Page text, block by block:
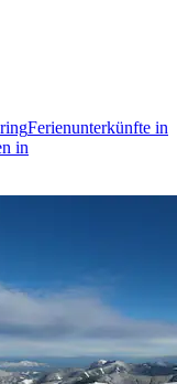
Ferienunterkünfte in
in